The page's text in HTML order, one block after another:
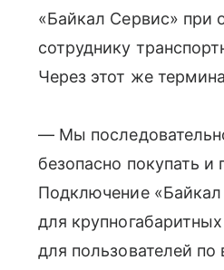
«Байкал Сервис» при
сотруднику
Через этот же
— Мы
безопасно покупать
Подключение
для
для пользователей